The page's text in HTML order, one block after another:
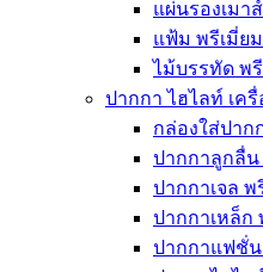
แผ่นรองเมา
แฟ้ม พรีเมี่ยม
ไม้บรรทัด พ
ปากกา ไฮไลท์ เค
กล่องใส่ปาก
ปากกาลูกลื่น
ปากกาเจล พ
ปากกาเหล็ก
ปากกาแฟชั่น